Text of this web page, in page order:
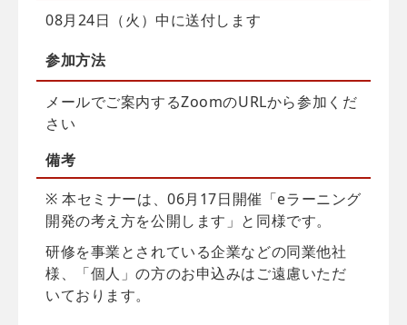
08月24日（火）中に送付します
参加方法
メールでご案内するZoomのURLから参加くだ
さい
備考
※ 本セミナーは、06月17日開催「eラーニング
開発の考え方を公開します」と同様です。
研修を事業とされている企業などの同業他社
様、「個人」の方のお申込みはご遠慮いただ
いております。